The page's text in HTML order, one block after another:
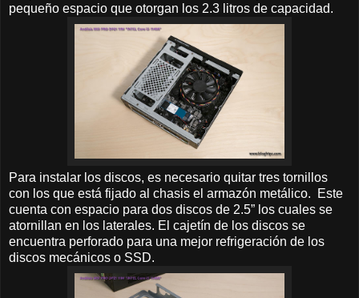
pequeño espacio que otorgan los 2.3 litros de capacidad.
Para instalar los discos, es necesario quitar tres tornillos
con los que está fijado al chasis el armazón metálico. Este
cuenta con espacio para dos discos de 2.5” los cuales se
atornillan en los laterales. El cajetín de los discos se
encuentra perforado para una mejor refrigeración de los
discos mecánicos o SSD.